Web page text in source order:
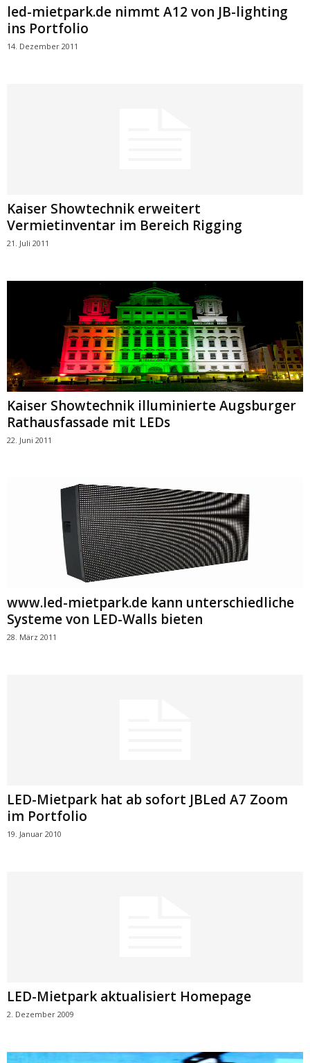
led-mietpark.de nimmt A12 von JB-lighting
ins Portfolio
14. Dezember 2011
Kaiser Showtechnik erweitert
Vermietinventar im Bereich Rigging
21. Juli 2011
Kaiser Showtechnik illuminierte Augsburger
Rathausfassade mit LEDs
22. Juni 2011
www.led-mietpark.de kann unterschiedliche
Systeme von LED-Walls bieten
28. März 2011
LED-Mietpark hat ab sofort JBLed A7 Zoom
im Portfolio
19. Januar 2010
LED-Mietpark aktualisiert Homepage
2. Dezember 2009